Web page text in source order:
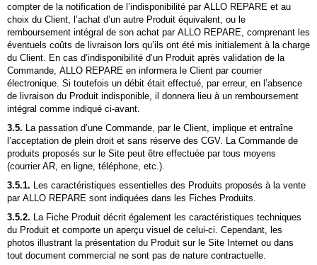
compter de la notification de l’indisponibilité par ALLO REPARE et au
choix du Client, l’achat d’un autre Produit équivalent, ou le
remboursement intégral de son achat par ALLO REPARE, comprenant les
éventuels coûts de livraison lors qu’ils ont été mis initialement à la charge
du Client. En cas d’indisponibilité d’un Produit après validation de la
Commande, ALLO REPARE en informera le Client par courrier
électronique. Si toutefois un débit était effectué, par erreur, en l’absence
de livraison du Produit indisponible, il donnera lieu à un remboursement
intégral comme indiqué ci-avant.
3.5. La passation d’une Commande, par le Client, implique et entraîne
l’acceptation de plein droit et sans réserve des CGV. La Commande de
produits proposés sur le Site peut être effectuée par tous moyens
(courrier AR, en ligne, téléphone, etc.).
3.5.1. Les caractéristiques essentielles des Produits proposés à la vente
par ALLO REPARE sont indiquées dans les Fiches Produits.
3.5.2. La Fiche Produit décrit également les caractéristiques techniques
du Produit et comporte un aperçu visuel de celui-ci. Cependant, les
photos illustrant la présentation du Produit sur le Site Internet ou dans
tout document commercial ne sont pas de nature contractuelle.